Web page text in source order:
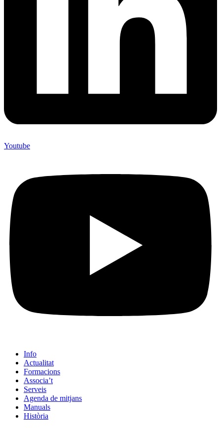
Youtube
Info
Actualitat
Formacions
Associa’t
Serveis
Agenda de mitjans
Manuals
Història